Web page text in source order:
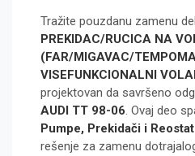
Tražite pouzdanu zamenu
PREKIDAC/RUCICA NA
(FAR/MIGAVAC/
VISEFUNKCIONALNI
projektovan da savršeno
AUDI TT 98-06. Ovaj deo
Pumpe, Prekidači i
rešenje za zamenu